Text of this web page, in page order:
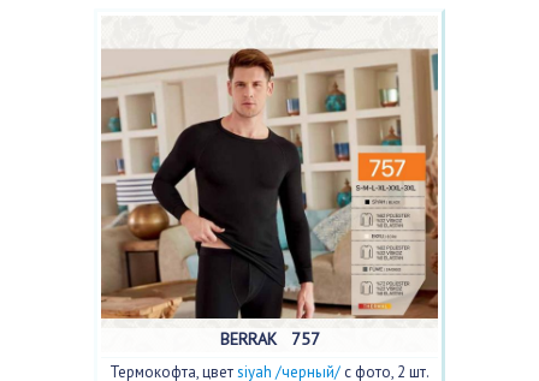
BERRAK 757
Термокофта, цветsiyah /черный/ с фото, 2 шт.